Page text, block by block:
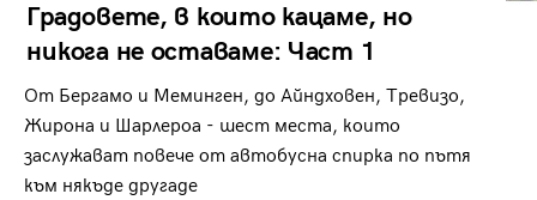
Градовете, в които кацаме, но
никога не оставаме: Част 1
От Бергамо и Меминген, до Айндховен, Тревизо,
Жирона и Шарлероа - шест места, които
заслужават повече от автобусна спирка по пътя
към някъде другаде